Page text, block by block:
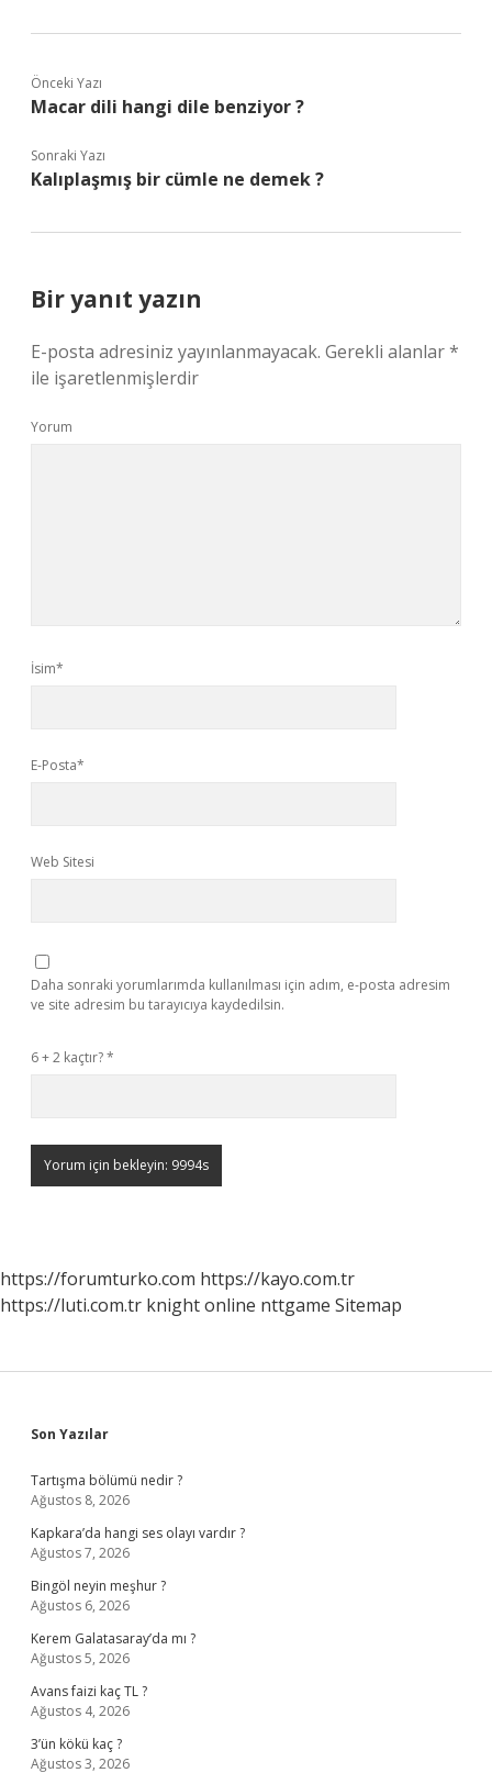
Önceki Yazı
Macar dili hangi dile benziyor ?
Sonraki Yazı
Kalıplaşmış bir cümle ne demek ?
Bir yanıt yazın
E-posta adresiniz yayınlanmayacak. Gerekli alanlar*
ile işaretlenmişlerdir
Yorum
İsim*
E-Posta*
Web Sitesi
Daha sonraki yorumlarımda kullanılması için adım, e-posta adresim
ve site adresim bu tarayıcıya kaydedilsin.
6 + 2 kaçtır?*
https://forumturko.com https://kayo.com.tr
https://luti.com.tr knight online nttgame Sitemap
Sidebar
Son Yazılar
Tartışma bölümü nedir ?
Ağustos 8, 2026
Kapkara’da hangi ses olayı vardır ?
Ağustos 7, 2026
Bingöl neyin meşhur ?
Ağustos 6, 2026
Kerem Galatasaray’da mı ?
Ağustos 5, 2026
Avans faizi kaç TL ?
Ağustos 4, 2026
3’ün kökü kaç ?
Ağustos 3, 2026